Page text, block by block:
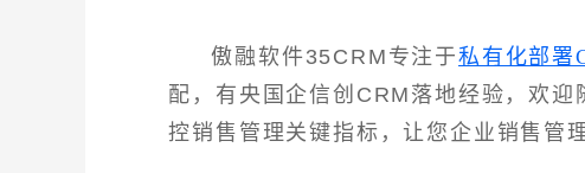
傲融软件35CRM专注于私有化部署
配，有央国企信创CRM落地经验，欢迎
控销售管理关键指标，让您企业销售管